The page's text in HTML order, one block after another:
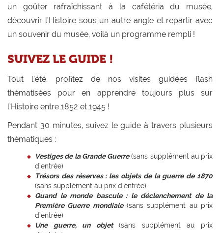
un goûter rafraîchissant à la cafétéria du musée,
découvrir l’Histoire sous un autre angle et repartir avec
un souvenir du musée, voilà un programme rempli !
SUIVEZ LE GUIDE !
Tout l’été, profitez de nos visites guidées flash
thématisées pour en apprendre toujours plus sur
l’Histoire entre 1852 et 1945 !
Pendant 30 minutes, suivez le guide à travers plusieurs
thématiques :
Vestiges de la Grande Guerre(sans supplément au prix
d’entrée)
Trésors des réserves : les objets de la guerre de 1870
(sans supplément au prix d’entrée)
Quand le monde bascule : le déclenchement de la
Première Guerre mondiale(sans supplément au prix
d’entrée)
Une guerre, un objet(sans supplément au prix